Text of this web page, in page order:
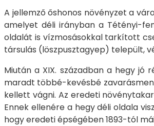
A jellemző őshonos növényzet a
amelyet déli irányban a Tétényi-
oldalát is vízmosásokkal tarkított
társulás (löszpusztagyep) települt,
Miután a XIX. században a hegy jó
maradt többé-kevésbé
kellett vágni. Az eredeti
Ennek ellenére a hegy déli oldala
hogy eredeti épségében 1893-tól